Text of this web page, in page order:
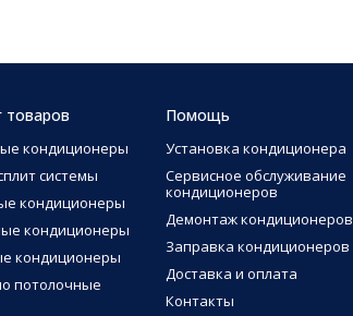
товаров
кондиционеры
системы
кондиционеры
кондиционеры
кондиционеры
потолочные
Помощь
Установка кондиционера
Сервисное обслуживание
кондиционеров
Демонтаж кондиционеров
Заправка кондиционеров
Доставка и оплата
Контакты